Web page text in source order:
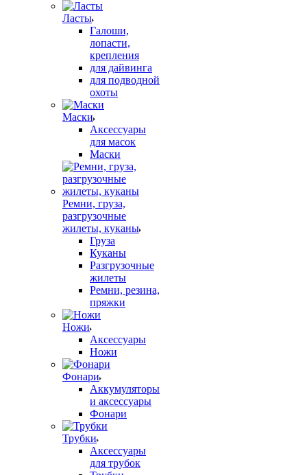
Ласты
Галоши,
лопасти,
крепления
для дайвинга
для подводной
охоты
Маски
Аксессуары
для масок
Маски
Ремни, груза,
разгрузочные
жилеты, куканы
Груза
Куканы
Разгрузочные
жилеты
Ремни, резина,
пряжки
Ножи
Аксессуары
Ножи
Фонари
Аккумуляторы
и аксессуары
Фонари
Трубки
Аксессуары
для трубок